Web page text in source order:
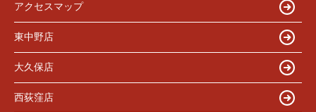
アクセスマップ
東中野店
大久保店
西荻窪店